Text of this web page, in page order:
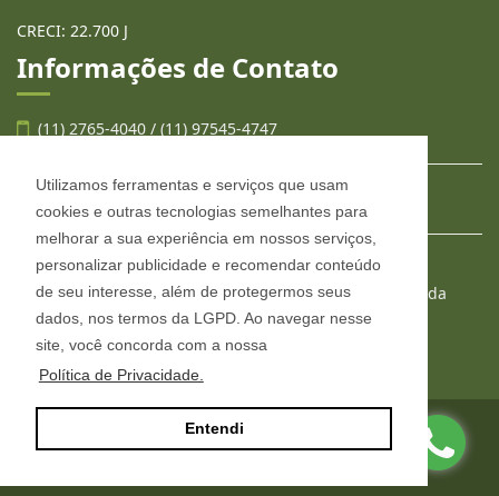
Utilizamos ferramentas e serviços que usam
cookies e outras tecnologias semelhantes para
melhorar a sua experiência em nossos serviços,
personalizar publicidade e recomendar conteúdo
de seu interesse, além de protegermos seus
dados, nos termos da LGPD. Ao navegar nesse
site, você concorda com a nossa
Política de Privacidade.
Entendi
CRECI: 22.700 J
Informações de Contato
(11) 2765-4040 / (11) 97545-4747
LLAFRAN NEGÓCIOS IMOBILIÁRIOS
Estr. São Francisco, 2008, conjunto 303, Jardim Wanda
Taboão da Serra - São Paulo
CEP: 06765-904
ImóvelOffice© - Todos os direitos reservados